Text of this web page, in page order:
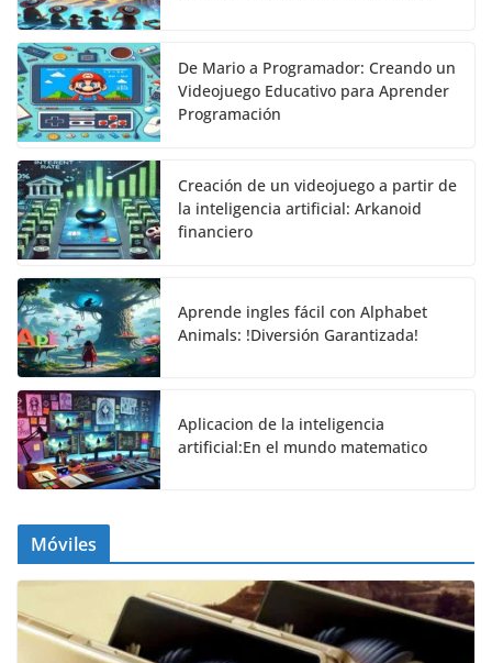
De Mario a Programador: Creando un
Videojuego Educativo para Aprender
Programación
Creación de un videojuego a partir de
la inteligencia artificial: Arkanoid
financiero
Aprende ingles fácil con Alphabet
Animals: !Diversión Garantizada!
Aplicacion de la inteligencia
artificial:En el mundo matematico
Móviles